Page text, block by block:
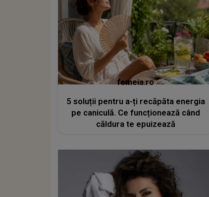
femeia.ro
5 soluții pentru a-ți recăpăta energia
pe caniculă. Ce funcționează când
căldura te epuizează